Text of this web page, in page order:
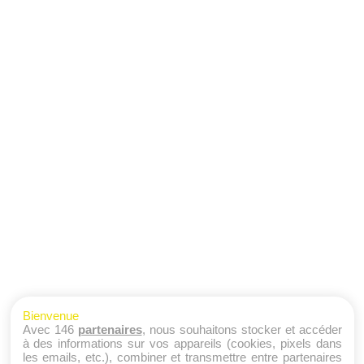
Bienvenue
Avec 146 partenaires, nous souhaitons stocker et accéder
à des informations sur vos appareils (cookies, pixels dans
les emails, etc.), combiner et transmettre entre partenaires